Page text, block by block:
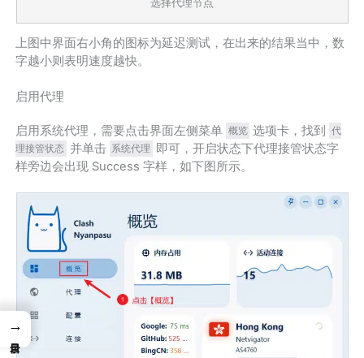
选择代理节点
上图中界面右小角的图标为延迟测试，在出来的结果当中，数
字越小则表明速度越快。
启用代理
启用系统代理，需要点击界面左侧菜单 概览 选项卡，找到
代
理接管状态 并单击 系统代理 即可，开启状态下代理接管状态字
样旁边会出现 Success 字样，如下图所示。
→